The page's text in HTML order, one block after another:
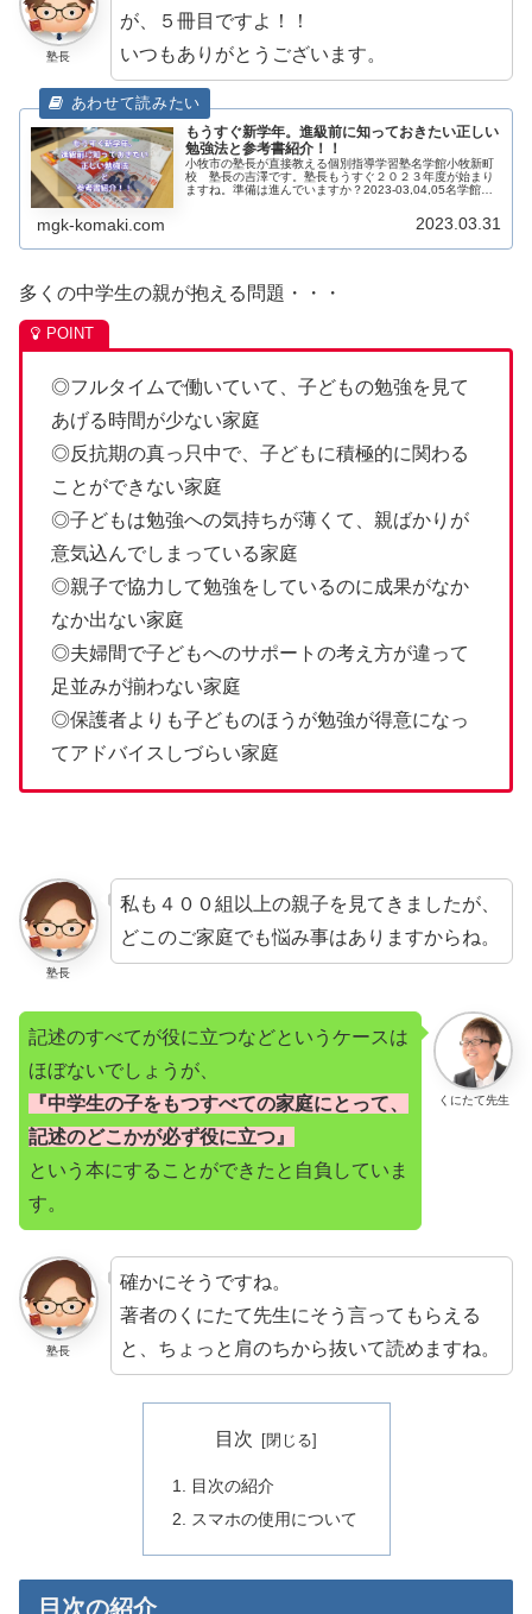
塾長
が、５冊目ですよ！！
いつもありがとうございます。
もうすぐ新学年。進級前に知っておきたい正しい
勉強法と参考書紹介！！
小牧市の塾長が直接教える個別指導学習塾名学館小牧新町
校 塾長の吉澤です。塾長もうすぐ２０２３年度が始まり
ますね。準備は進んでいますか？2023-03,04,05名学館カ
mgk-komaki.com 2023.03.31
多くの中学生の親が抱える問題・・・
◎フルタイムで働いていて、子どもの勉強を見て
あげる時間が少ない家庭
◎反抗期の真っ只中で、子どもに積極的に関わる
ことができない家庭
◎子どもは勉強への気持ちが薄くて、親ばかりが
意気込んでしまっている家庭
◎親子で協力して勉強をしているのに成果がなか
なか出ない家庭
◎夫婦間で子どもへのサポートの考え方が違って
足並みが揃わない家庭
◎保護者よりも子どものほうが勉強が得意になっ
てアドバイスしづらい家庭
塾長
私も４００組以上の親子を見てきましたが、
どこのご家庭でも悩み事はありますからね。
くにたて先生
記述のすべてが役に立つなどというケースは
ほぼないでしょうが、
『中学生の子をもつすべての家庭にとって、
記述のどこかが必ず役に立つ』
という本にすることができたと自負していま
す。
塾長
確かにそうですね。
著者のくにたて先生にそう言ってもらえる
と、ちょっと肩のちから抜いて読めますね。
目次
目次の紹介
スマホの使用について
目次の紹介